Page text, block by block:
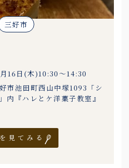
三好市
16日(木)10:30〜14:30
市池田町西山中塚1093「シ
内『ハレとケ洋菓子教室』
見てみる